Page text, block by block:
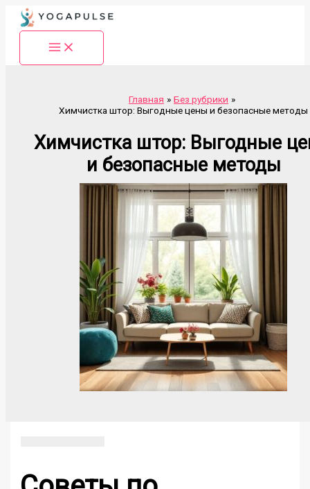
Перейти
содержимому
Главная
Без рубрики
Химчистка штор: Выгодные цены и безопасные методы
Химчистка штор: Выгодные
и безопасные методы